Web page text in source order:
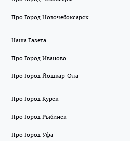
Про Город Новочебоксарск
Наша Газета
Про Город Иваново
Про Город Йошкар-Ола
Про Город Курск
Про Город Рыбинск
Про Город Уфа